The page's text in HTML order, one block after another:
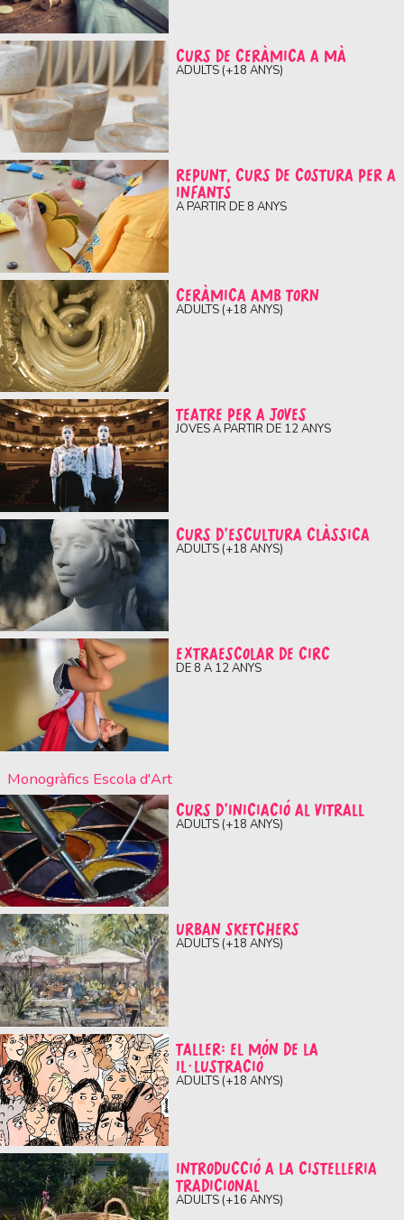
CURS DE CERÀMICA A MÀ
ADULTS (+18 ANYS)
REPUNT, CURS DE COSTURA PER A
INFANTS
A PARTIR DE 8 ANYS
CERÀMICA AMB TORN
ADULTS (+18 ANYS)
TEATRE PER A JOVES
JOVES A PARTIR DE 12 ANYS
CURS D'ESCULTURA CLÀSSICA
ADULTS (+18 ANYS)
EXTRAESCOLAR DE CIRC
DE 8 A 12 ANYS
Monogràfics Escola d'Art
CURS D’INICIACIÓ AL VITRALL
ADULTS (+18 ANYS)
URBAN SKETCHERS
ADULTS (+18 ANYS)
TALLER: EL MÓN DE LA
IL·LUSTRACIÓ
ADULTS (+18 ANYS)
INTRODUCCIÓ A LA CISTELLERIA
TRADICIONAL
ADULTS (+16 ANYS)